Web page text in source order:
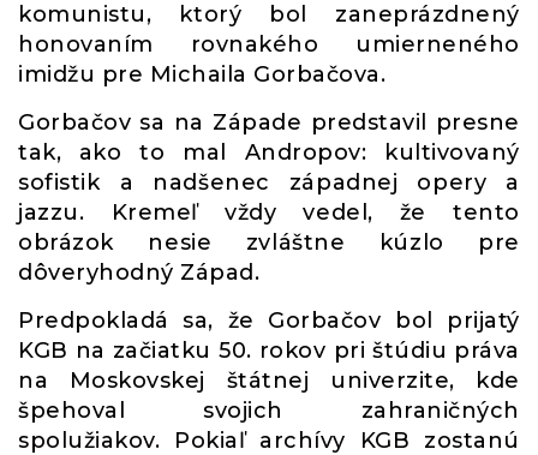
komunistu, ktorý bol zaneprázdnený
honovaním rovnakého umierneného
imidžu pre Michaila Gorbačova.
Gorbačov sa na Západe predstavil presne
tak, ako to mal Andropov: kultivovaný
sofistik a nadšenec západnej opery a
jazzu. Kremeľ vždy vedel, že tento
obrázok nesie zvláštne kúzlo pre
dôveryhodný Západ.
Predpokladá sa, že Gorbačov bol prijatý
KGB na začiatku 50. rokov pri štúdiu práva
na Moskovskej štátnej univerzite, kde
špehoval svojich zahraničných
spolužiakov. Pokiaľ archívy KGB zostanú